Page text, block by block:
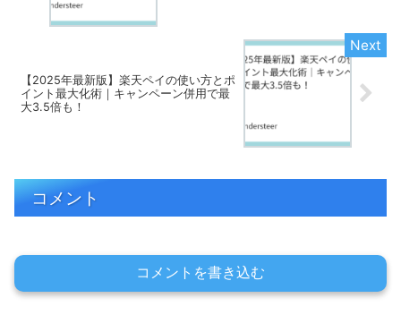
【2025年最新版】楽天ペイの使い方とポ
イント最大化術｜キャンペーン併用で最
大3.5倍も！
コメント
コメントを書き込む